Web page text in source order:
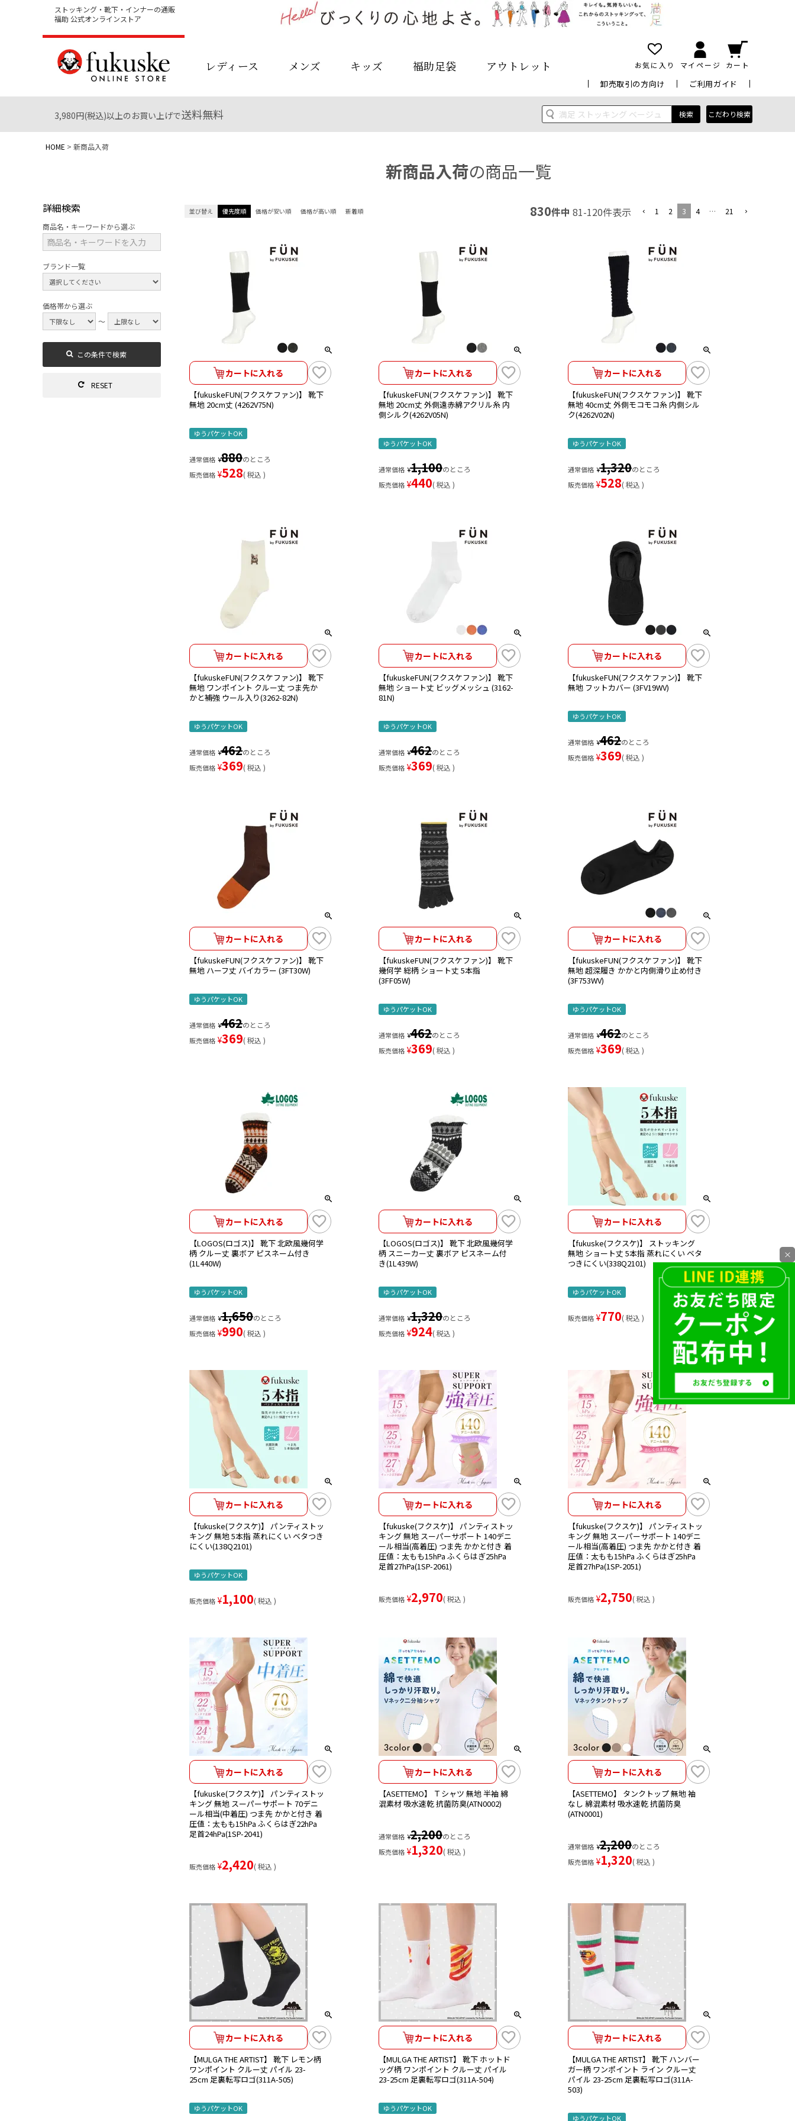
ストッキング・靴下・インナーの通販
福助 公式オンラインストア
レディース メンズ キッズ 福助足袋 アウトレット お気に入り マイページ カート
卸売取引の方向け ご利用ガイド
3,980円(税込)以上のお買い上げで送料無料 検索 こだわり検索
HOME 新商品入荷
詳細検索
商品名・キーワードから選ぶ
ブランド一覧
価格帯から選ぶ
～
新商品入荷の商品一覧
並び替え 優先度順 価格が安い順 価格が高い順 新着順 830件中 81-120件表示 1 2 3 4 … 21
カートに入れる
【fukuskeFUN(フクスケファン)】 靴下
無地 20cm丈 (4262V75N)
ゆうパケットOK
通常価格 ¥880のところ
販売価格 ¥528 税込
カートに入れる
【fukuskeFUN(フクスケファン)】 靴下
無地 20cm丈 外側遠赤綿アクリル糸 内
側シルク(4262V05N)
ゆうパケットOK
通常価格 ¥1,100のところ
販売価格 ¥440 税込
カートに入れる
【fukuskeFUN(フクスケファン)】 靴下
無地 40cm丈 外側モコモコ糸 内側シル
ク(4262V02N)
ゆうパケットOK
通常価格 ¥1,320のところ
販売価格 ¥528 税込
カートに入れる
【fukuskeFUN(フクスケファン)】 靴下
無地 ワンポイント クルー丈 つま先か
かと補強 ウール入り(3262-82N)
ゆうパケットOK
通常価格 ¥462のところ
販売価格 ¥369 税込
カートに入れる
【fukuskeFUN(フクスケファン)】 靴下
無地 ショート丈 ビッグメッシュ (3162-
81N)
ゆうパケットOK
通常価格 ¥462のところ
販売価格 ¥369 税込
カートに入れる
【fukuskeFUN(フクスケファン)】 靴下
無地 フットカバー (3FV19WV)
ゆうパケットOK
通常価格 ¥462のところ
販売価格 ¥369 税込
カートに入れる
【fukuskeFUN(フクスケファン)】 靴下
無地 ハーフ丈 バイカラー (3FT30W)
ゆうパケットOK
通常価格 ¥462のところ
販売価格 ¥369 税込
カートに入れる
【fukuskeFUN(フクスケファン)】 靴下
幾何学 総柄 ショート丈 5本指
(3FF05W)
ゆうパケットOK
通常価格 ¥462のところ
販売価格 ¥369 税込
カートに入れる
【fukuskeFUN(フクスケファン)】 靴下
無地 超深履き かかと内側滑り止め付き
(3F753WV)
ゆうパケットOK
通常価格 ¥462のところ
販売価格 ¥369 税込
カートに入れる
【LOGOS(ロゴス)】 靴下 北欧風幾何学
柄 クルー丈 裏ボア ピスネーム付き
(1L440W)
ゆうパケットOK
通常価格 ¥1,650のところ
販売価格 ¥990 税込
カートに入れる
【LOGOS(ロゴス)】 靴下 北欧風幾何学
柄 スニーカー丈 裏ボア ピスネーム付
き(1L439W)
ゆうパケットOK
通常価格 ¥1,320のところ
販売価格 ¥924 税込
カートに入れる
【fukuske(フクスケ)】 ストッキング
無地 ショート丈 5本指 蒸れにくい ベタ
つきにくい(338Q2101)
ゆうパケットOK
販売価格 ¥770 税込
カートに入れる
【fukuske(フクスケ)】 パンティストッ
キング 無地 5本指 蒸れにくい ベタつき
にくい(138Q2101)
ゆうパケットOK
販売価格 ¥1,100 税込
カートに入れる
【fukuske(フクスケ)】 パンティストッ
キング 無地 スーパーサポート 140デニ
ール相当(高着圧) つま先 かかと付き 着
圧値：太もも15hPa ふくらはぎ25hPa
足首27hPa(1SP-2061)
販売価格 ¥2,970 税込
カートに入れる
【fukuske(フクスケ)】 パンティストッ
キング 無地 スーパーサポート 140デニ
ール相当(高着圧) つま先 かかと付き 着
圧値：太もも15hPa ふくらはぎ25hPa
足首27hPa(1SP-2051)
販売価格 ¥2,750 税込
カートに入れる
【fukuske(フクスケ)】 パンティストッ
キング 無地 スーパーサポート 70デニ
ール相当(中着圧) つま先 かかと付き 着
圧値：太もも15hPa ふくらはぎ22hPa
足首24hPa(1SP-2041)
販売価格 ¥2,420 税込
カートに入れる
【ASETTEMO】 Ｔシャツ 無地 半袖 綿
混素材 吸水速乾 抗菌防臭(ATN0002)
通常価格 ¥2,200のところ
販売価格 ¥1,320 税込
カートに入れる
【ASETTEMO】 タンクトップ 無地 袖
なし 綿混素材 吸水速乾 抗菌防臭
(ATN0001)
通常価格 ¥2,200のところ
販売価格 ¥1,320 税込
カートに入れる
【MULGA THE ARTIST】 靴下 レモン柄
ワンポイント クルー丈 パイル 23-
25cm 足裏転写ロゴ(311A-505)
ゆうパケットOK
カートに入れる
【MULGA THE ARTIST】 靴下 ホットド
ッグ柄 ワンポイント クルー丈 パイル
23-25cm 足裏転写ロゴ(311A-504)
ゆうパケットOK
カートに入れる
【MULGA THE ARTIST】 靴下 ハンバー
ガー柄 ワンポイント ライン クルー丈
パイル 23-25cm 足裏転写ロゴ(311A-
503)
ゆうパケットOK
×